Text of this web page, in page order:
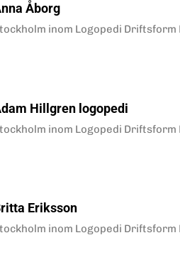
Åborg
inom Logopedi
Hillgren logopedi
inom Logopedi
Eriksson
inom Logopedi